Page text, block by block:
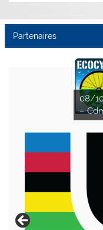
Partenaires
08/
–